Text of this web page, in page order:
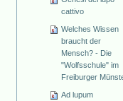
cattivo
Welches Wissen
braucht der
Mensch? - Die
"Wolfsschule" im
Freiburger
Ad lupum